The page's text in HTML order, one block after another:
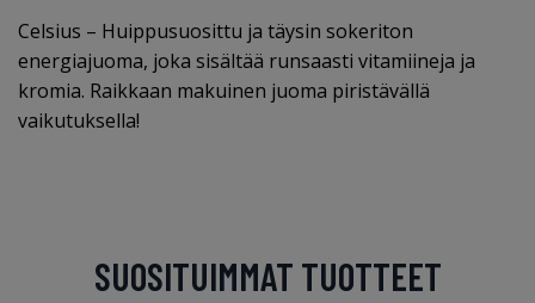
Celsius – Huippusuosittu ja täysin sokeriton
energiajuoma, joka sisältää runsaasti vitamiineja ja
kromia. Raikkaan makuinen juoma piristävällä
vaikutuksella!
SUOSITUIMMAT TUOTTEET